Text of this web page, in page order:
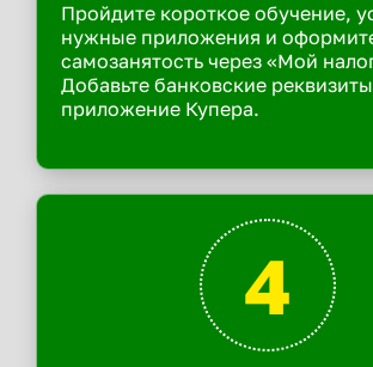
Пройдите короткое обучение,
нужные приложения и
самозанятость через «Мой
Добавьте банковские
приложение Купера.
4